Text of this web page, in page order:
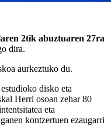
2tik abuztuaren 27ra
dira.
aurkeztuko du.
disko eta
Herri osoan zehar 80
eta
kontzertuen ezaugarri